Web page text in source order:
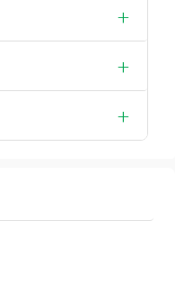
+
+
+